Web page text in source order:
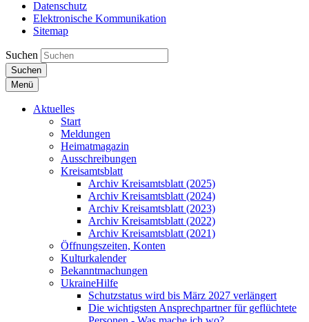
Datenschutz
Elektronische Kommunikation
Sitemap
Suchen
Suchen
Menü
Aktuelles
Start
Meldungen
Heimatmagazin
Ausschreibungen
Kreisamtsblatt
Archiv Kreisamtsblatt (2025)
Archiv Kreisamtsblatt (2024)
Archiv Kreisamtsblatt (2023)
Archiv Kreisamtsblatt (2022)
Archiv Kreisamtsblatt (2021)
Öffnungszeiten, Konten
Kulturkalender
Bekanntmachungen
UkraineHilfe
Schutzstatus wird bis März 2027 verlängert
Die wichtigsten Ansprechpartner für geflüchtete